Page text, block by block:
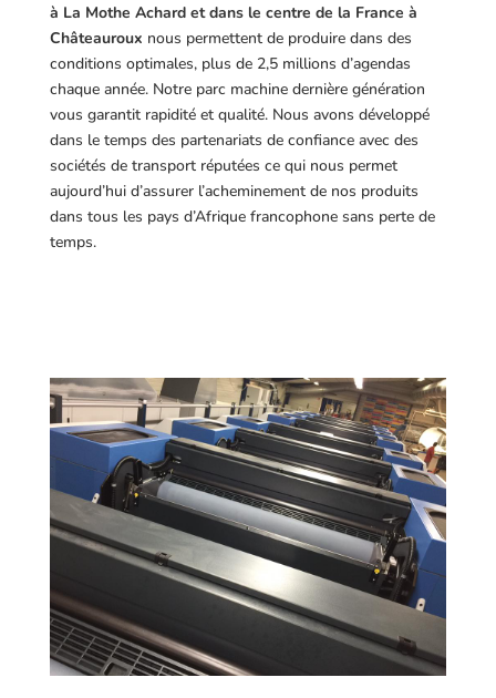
à La Mothe Achard et dans le centre de la France à
Châteauroux nous permettent de produire dans des
conditions optimales, plus de 2,5 millions d’agendas
chaque année. Notre parc machine dernière génération
vous garantit rapidité et qualité. Nous avons développé
dans le temps des partenariats de confiance avec des
sociétés de transport réputées ce qui nous permet
aujourd’hui d’assurer l’acheminement de nos produits
dans tous les pays d’Afrique francophone sans perte de
temps.